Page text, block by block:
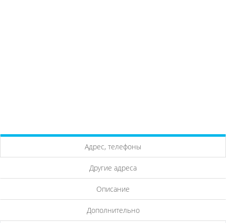
Адрес, телефоны
Другие адреса
Описание
Дополнительно